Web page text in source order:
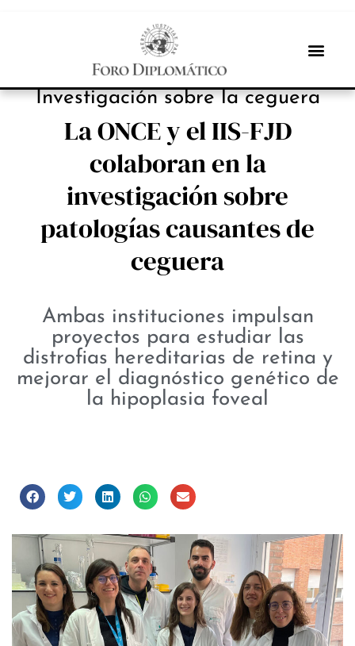
INBOX INTERNACIONAL
Investigación sobre la ceguera
La ONCE y el IIS-FJD
colaboran en la
investigación sobre
patologías causantes de
ceguera
Ambas instituciones impulsan
proyectos para estudiar las
distrofias hereditarias de retina y
mejorar el diagnóstico genético de
la hipoplasia foveal